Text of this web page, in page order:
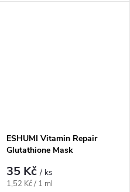
ESHUMI Vitamin Repair
Glutathione Mask
35 Kč/ ks
Měrná
1,52 Kč / 1 ml